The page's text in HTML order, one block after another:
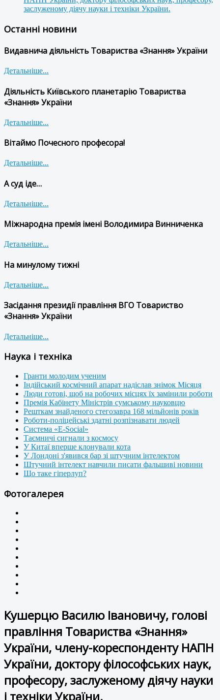
заслуженому діячу науки і техніки України.
Останні новини
Видавнича діяльність Товариства «Знання» України
Детальніше...
Діяльність Київського планетарію Товариства
«Знання» України
Детальніше...
Вітаймо Почесного професора!
Детальніше...
А суд іде…
Детальніше...
Міжнародна премія імені Володимира Винниченка
Детальніше...
На минулому тижні
Детальніше...
Засідання президії правління ВГО Товариство
«Знання» України
Детальніше...
Наука і техніка
Гранти молодим ученим
Індійський космічний апарат надіслав знімок Місяця
Люди готові, щоб на робочих місцях їх замінили роботи
Премія Кабінету Міністрів сумському науковцю
Решткам знайденого стегозавра 168 мільйонів років
Роботи-поліцейські здатні розпізнавати людей
Система «E-Social»
Таємничі сигнали з космосу
У Китаї вперше клонували кота
У Лондоні з'явився бар зі штучним інтелектом
Штучний інтелект навчили писати фальшиві новини
Що таке гіперлуп?
Фотогалерея
Кушерцю Василю Івановичу, голові
правління Товариства «Знання»
України, члену-кореспонденту НАПН
України, доктору філософських наук,
професору, заслуженому діячу науки
і техніки України.